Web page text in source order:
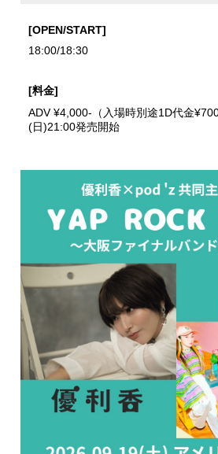
[OPEN/START]
18:00/18:30
[料金]
ADV ¥4,000-（入場時別途1D代金
(日)21:00発売開始